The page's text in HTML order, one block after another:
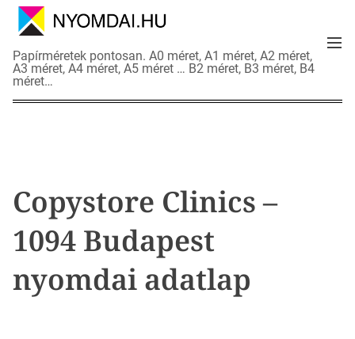
N
y
o
m
d
t
a
Papírméretek pontosan. A0 méret, A1 méret, A2 méret,
A3 méret, A4 méret, A5 méret … B2 méret, B3 méret, B4
méret…
M
Copystore Clinics –
1094 Budapest
nyomdai adatlap